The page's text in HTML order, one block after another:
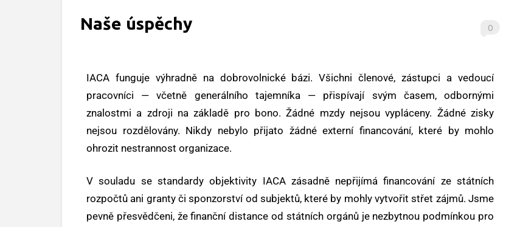
0
Naše úspěchy
IACA funguje výhradně na dobrovolnické bázi. Všichni členové, zástupci a vedoucí
pracovníci — včetně generálního tajemníka — přispívají svým časem, odbornými
znalostmi a zdroji na základě pro bono. Žádné mzdy nejsou vypláceny. Žádné zisky
nejsou rozdělovány. Nikdy nebylo přijato žádné externí financování, které by mohlo
ohrozit nestrannost organizace.
V souladu se standardy objektivity IACA zásadně nepřijímá financování ze státních
rozpočtů ani granty či sponzorství od subjektů, které by mohly vytvořit střet zájmů. Jsme
pevně přesvědčeni, že finanční distance od státních orgánů je nezbytnou podmínkou pro